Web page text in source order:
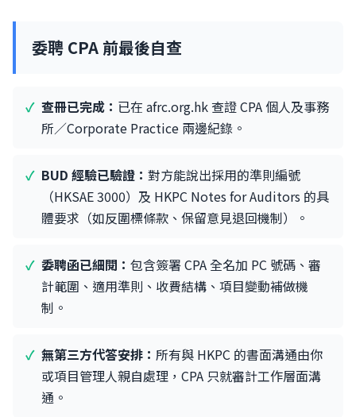
委聘 CPA 前最後自查
查冊已完成： 已在 afrc.org.hk 查證 CPA 個人及事務
所／Corporate Practice 兩邊紀錄。
BUD 經驗已驗證： 對方能說出採用的準則編號
（HKSAE 3000）及 HKPC Notes for Auditors 的具
體要求（如反圍標條款、保留意見退回機制）。
委聘函已細閱： 包含簽署 CPA 全名加 PC 號碼、審
計範圍、適用準則、收費結構、項目變動補做機
制。
無第三方代答安排： 所有與 HKPC 的書面溝通由你
或項目管理人親自處理，CPA 只就審計工作層面溝
通。